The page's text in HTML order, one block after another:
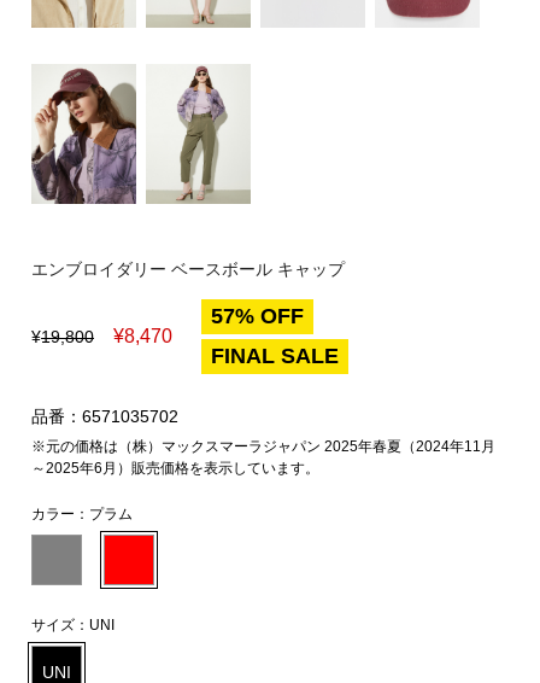
エンブロイダリー ベースボール キャップ
¥19,800 ¥8,470
57% OFF
FINAL SALE
品番：6571035702
※元の価格は（株）マックスマーラジャパン 2025年春夏（2024年11月
～2025年6月）販売価格を表示しています。
カラー： プラム
サイズ： UNI
UNI